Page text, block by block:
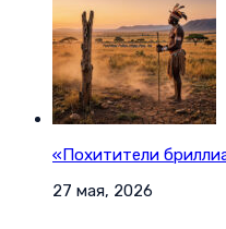
«Похитители
27 мая, 2026